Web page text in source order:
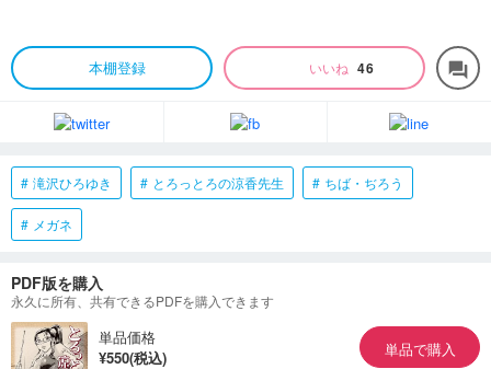
本棚登録 いいね 46 forum
滝沢ひろゆき とろっとろの涼香先生 ちば・ぢろう
メガネ
PDF版を購入
永久に所有、共有できるPDFを購入できます
単品価格
¥550(税込)
単品で購入